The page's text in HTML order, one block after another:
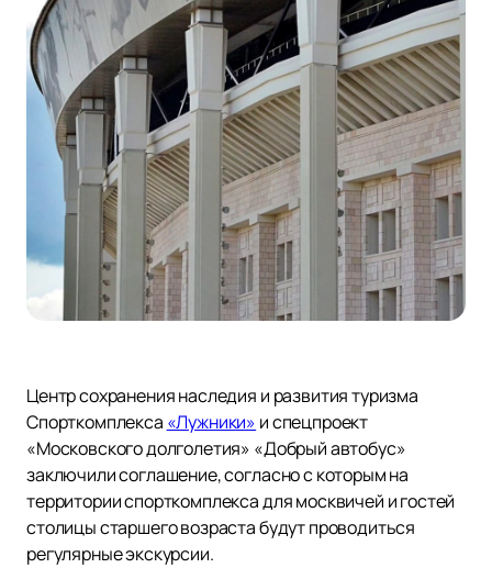
Центр сохранения наследия и развития туризма
Спорткомплекса «Лужники» и спецпроект
«Московского долголетия» «Добрый автобус»
заключили соглашение, согласно с которым на
территории спорткомплекса для москвичей и гостей
столицы старшего возраста будут проводиться
регулярные экскурсии.